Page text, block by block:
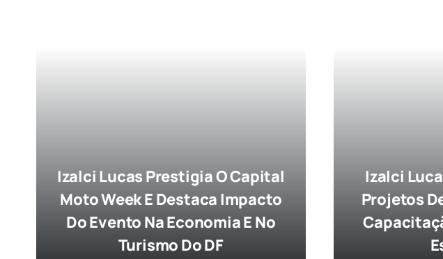
Izalci Lucas Prestigia O Capital
Moto Week E Destaca Impacto
Do Evento Na Economia E No
Turismo Do DF
Izalci
Projetos